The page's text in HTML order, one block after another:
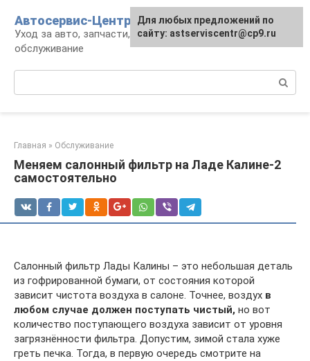
контенту
Автосервис-Центр
Уход за авто, запчасти, ремонт и
обслуживание
Главная » Обслуживание
Меняем салонный фильтр на Ладе Калине-2
самостоятельно
Салонный фильтр Лады Калины – это небольшая деталь
из гофрированной бумаги, от состояния которой
зависит чистота воздуха в салоне. Точнее, воздух в
любом случае должен поступать чистый, но вот
количество поступающего воздуха зависит от уровня
загрязнённости фильтра. Допустим, зимой стала хуже
греть печка. Тогда, в первую очередь смотрите на
Для любых предложений по
сайту: astserviscentr@cp9.ru